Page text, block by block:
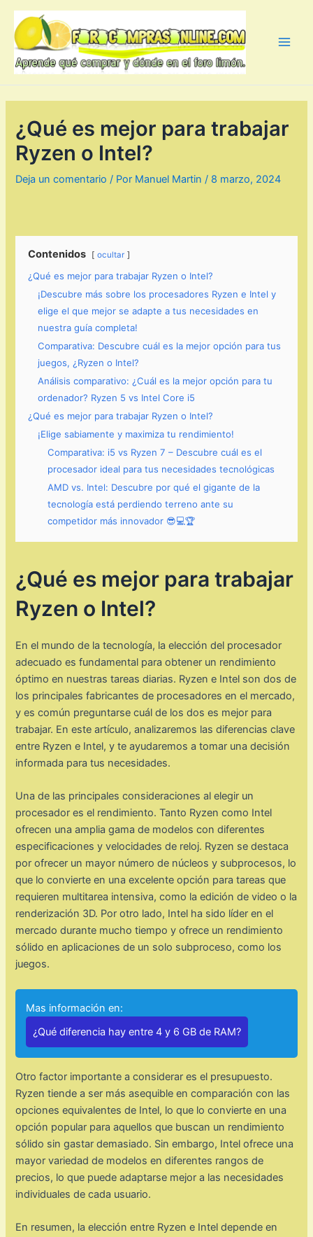
contenido
¿Qué es mejor para trabajar
Ryzen o Intel?
Deja un comentario / Por Manuel Martin / 8 marzo, 2024
Contenidos ocultar
¿Qué es mejor para trabajar Ryzen o Intel?
¡Descubre más sobre los procesadores Ryzen e Intel y
elige el que mejor se adapte a tus necesidades en
nuestra guía completa!
Comparativa: Descubre cuál es la mejor opción para tus
juegos, ¿Ryzen o Intel?
Análisis comparativo: ¿Cuál es la mejor opción para tu
ordenador? Ryzen 5 vs Intel Core i5
¿Qué es mejor para trabajar Ryzen o Intel?
¡Elige sabiamente y maximiza tu rendimiento!
Comparativa: i5 vs Ryzen 7 – Descubre cuál es el
procesador ideal para tus necesidades tecnológicas
AMD vs. Intel: Descubre por qué el gigante de la
tecnología está perdiendo terreno ante su
competidor más innovador 😎💻🏆
¿Qué es mejor para trabajar
Ryzen o Intel?
En el mundo de la tecnología, la elección del procesador
adecuado es fundamental para obtener un rendimiento
óptimo en nuestras tareas diarias. Ryzen e Intel son dos de
los principales fabricantes de procesadores en el mercado,
y es común preguntarse cuál de los dos es mejor para
trabajar. En este artículo, analizaremos las diferencias clave
entre Ryzen e Intel, y te ayudaremos a tomar una decisión
informada para tus necesidades.
Una de las principales consideraciones al elegir un
procesador es el rendimiento. Tanto Ryzen como Intel
ofrecen una amplia gama de modelos con diferentes
especificaciones y velocidades de reloj. Ryzen se destaca
por ofrecer un mayor número de núcleos y subprocesos, lo
que lo convierte en una excelente opción para tareas que
requieren multitarea intensiva, como la edición de video o la
renderización 3D. Por otro lado, Intel ha sido líder en el
mercado durante mucho tiempo y ofrece un rendimiento
sólido en aplicaciones de un solo subproceso, como los
juegos.
Mas información en:
¿Qué diferencia hay entre 4 y 6 GB de RAM?
Otro factor importante a considerar es el presupuesto.
Ryzen tiende a ser más asequible en comparación con las
opciones equivalentes de Intel, lo que lo convierte en una
opción popular para aquellos que buscan un rendimiento
sólido sin gastar demasiado. Sin embargo, Intel ofrece una
mayor variedad de modelos en diferentes rangos de
precios, lo que puede adaptarse mejor a las necesidades
individuales de cada usuario.
En resumen, la elección entre Ryzen e Intel depende en